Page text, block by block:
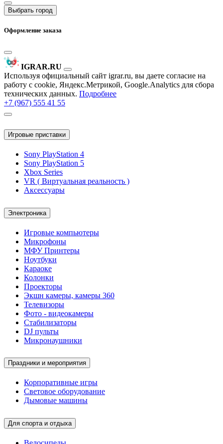
Выбрать город
Оформление заказа
IGRAR.RU
Используя официальный сайт igrar.ru, вы даете согласие на
работу с cookie, Яндекс.Метрикой, Google.Analytics для сбора
технических данных. Подробнее
+7 (967) 555 41 55
Игровые приставки
Sony PlayStation 4
Sony PlayStation 5
Xbox Series
VR ( Виртуальная реальность )
Аксессуары
Электроника
Игровые компьютеры
Микрофоны
МФУ Принтеры
Ноутбуки
Караоке
Колонки
Проекторы
Экшн камеры, камеры 360
Телевизоры
Фото - видеокамеры
Стабилизаторы
DJ пульты
Микронаушники
Праздники и мероприятия
Корпоративные игры
Световое оборудование
Дымовые машины
Для спорта и отдыха